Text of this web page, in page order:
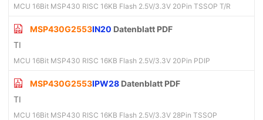
MCU 16Bit MSP430 RISC 16KB Flash 2.5V/3.3V 20Pin TSSOP T/R
MSP430G2553IN20 Datenblatt PDF
TI
MCU 16Bit MSP430 RISC 16KB Flash 2.5V/3.3V 20Pin PDIP
MSP430G2553IPW28 Datenblatt PDF
TI
MCU 16Bit MSP430 RISC 16KB Flash 2.5V/3.3V 28Pin TSSOP